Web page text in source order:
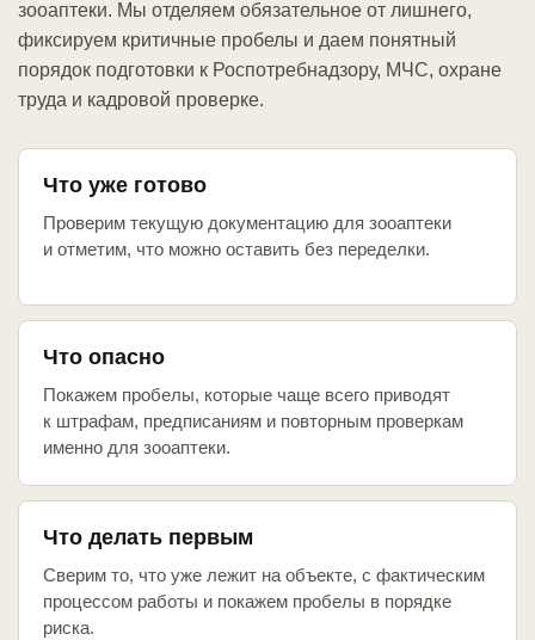
зооаптеки. Мы отделяем обязательное от лишнего,
фиксируем критичные пробелы и даем понятный
порядок подготовки к Роспотребнадзору, МЧС, охране
труда и кадровой проверке.
Что уже готово
Проверим текущую документацию для зооаптеки
и отметим, что можно оставить без переделки.
Что опасно
Покажем пробелы, которые чаще всего приводят
к штрафам, предписаниям и повторным проверкам
именно для зооаптеки.
Что делать первым
Сверим то, что уже лежит на объекте, с фактическим
процессом работы и покажем пробелы в порядке
риска.